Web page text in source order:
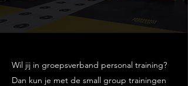
Wil jij in groepsverband personal training?
Dan kun je met de small group trainingen